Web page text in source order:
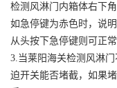
检测风淋门内箱体右下
如急停键为赤色时，说
从头按下急停键则可正常
3.当莱阳海关检测风淋
迫开关能否堵截，如果